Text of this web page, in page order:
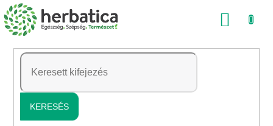
Ugrás
a
tartalomhoz
KERESÉS